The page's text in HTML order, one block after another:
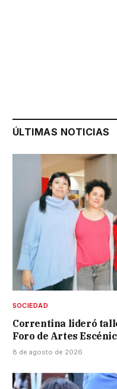
ÚLTIMAS NOTICIAS
SOCIEDAD
Correntina lideró
Foro de Artes
8 de agosto de 2026